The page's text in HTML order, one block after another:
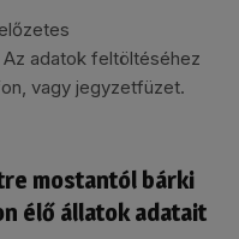
adatok feltöltéséhez
vagy jegyzetfüzet.
mostantól bárki
élő állatok adatait